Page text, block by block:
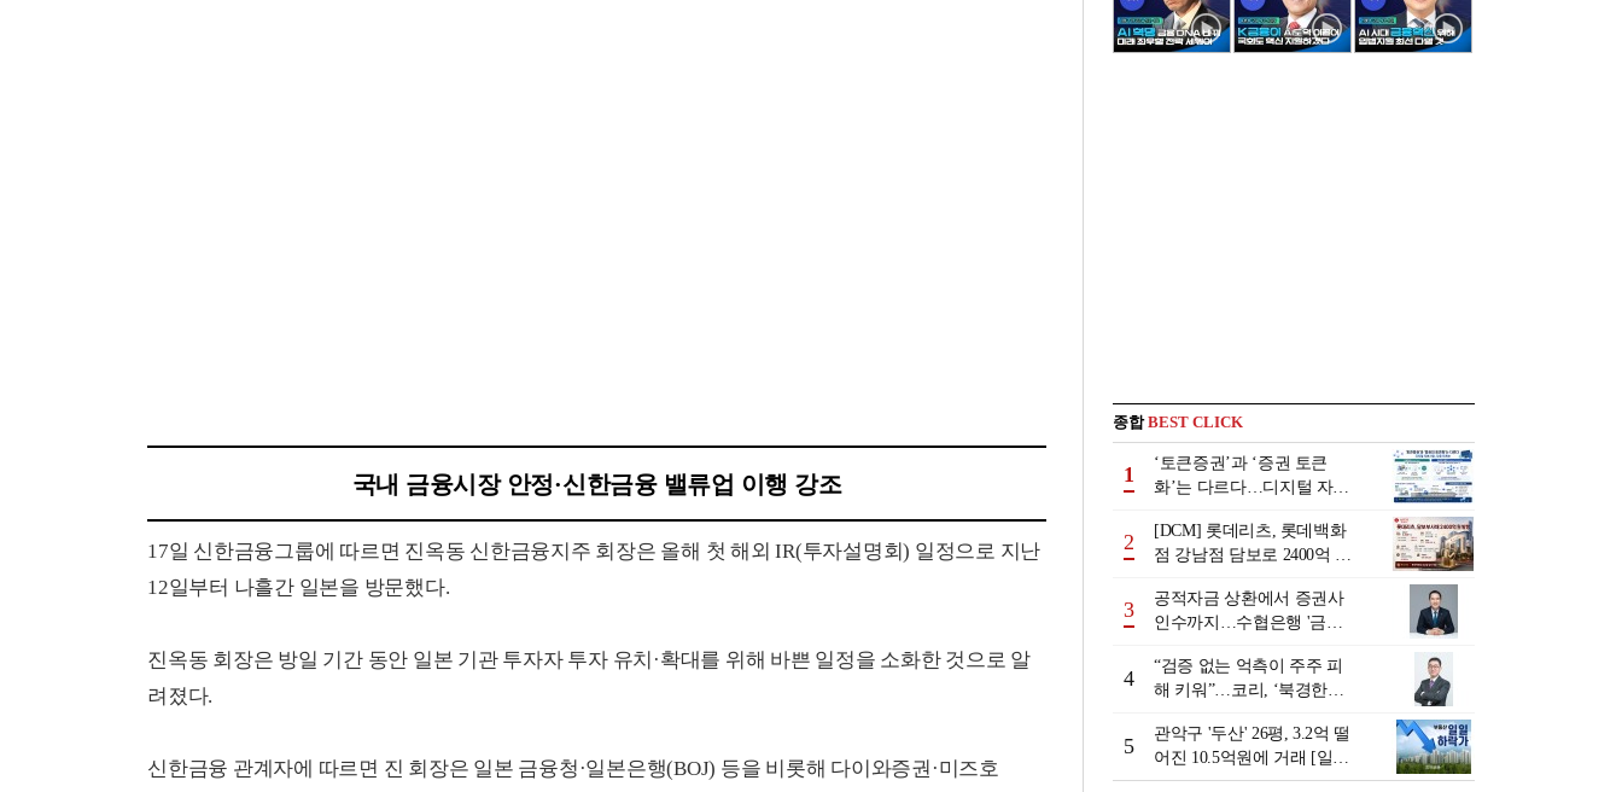
국내 금융시장 안정·신한금융 밸류업 이행 강조
17일 신한금융그룹에 따르면 진옥동 신한금융지주 회장은 올해 첫 해외 IR(투자설명회) 일정으로 지난
12일부터 나흘간 일본을 방문했다.
진옥동 회장은 방일 기간 동안 일본 기관 투자자 투자 유치·확대를 위해 바쁜 일정을 소화한 것으로 알
려졌다.
신한금융 관계자에 따르면 진 회장은 일본 금융청·일본은행(BOJ) 등을 비롯해 다이와증권·미즈호
종합BEST CLICK
1
‘토큰증권’과 ‘증권 토큰
화’는 다르다…디지털 자본
2
[DCM] 롯데리츠, 롯데백화
점 강남점 담보로 2400억 조
3
공적자금 상환에서 증권사
인수까지…수협은행 '금융
행 금융그룹의 꿈①]
4
“검증 없는 억측이 주주 피
해 키워”…코리, ‘북경한미
5
관악구 '두산' 26평, 3.2억 떨
어진 10.5억원에 거래 [일일
하락가]